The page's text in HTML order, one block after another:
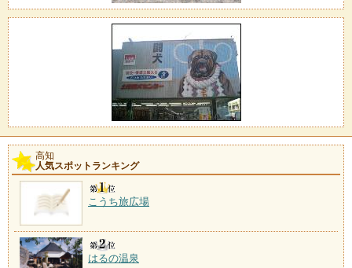
高知
人気スポットランキング
こうち旅広場
はるの温泉